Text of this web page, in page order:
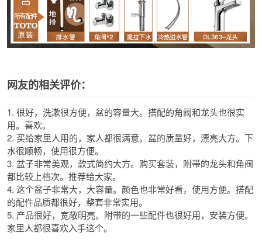
网友的相关评价：
1. 很好，洗漱很方便，盆的容量大。搭配的角阀和龙头也很实
用。喜欢。
2. 买给家里人用的，家人都很满意。盆的质量好，漂亮大方。下
水很顺畅，使用很方便。
3. 盆子非常美观，款式简约大方。购买套装，附带的龙头和角阀
都比较上档次。推荐给大家。
4. 这个盆子非常大，大容量。颜色也非常好看，使用方便。搭配
的配件品质都很好，整套非常实用。
5. 产品很好，宽敞明亮。附带的一些配件也很好用，安装方便。
家里人都很喜欢入手这个。